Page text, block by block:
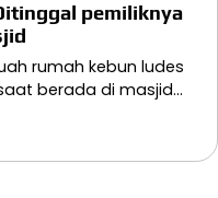
pemiliknya
rumah kebun ludes
berada di masjid…